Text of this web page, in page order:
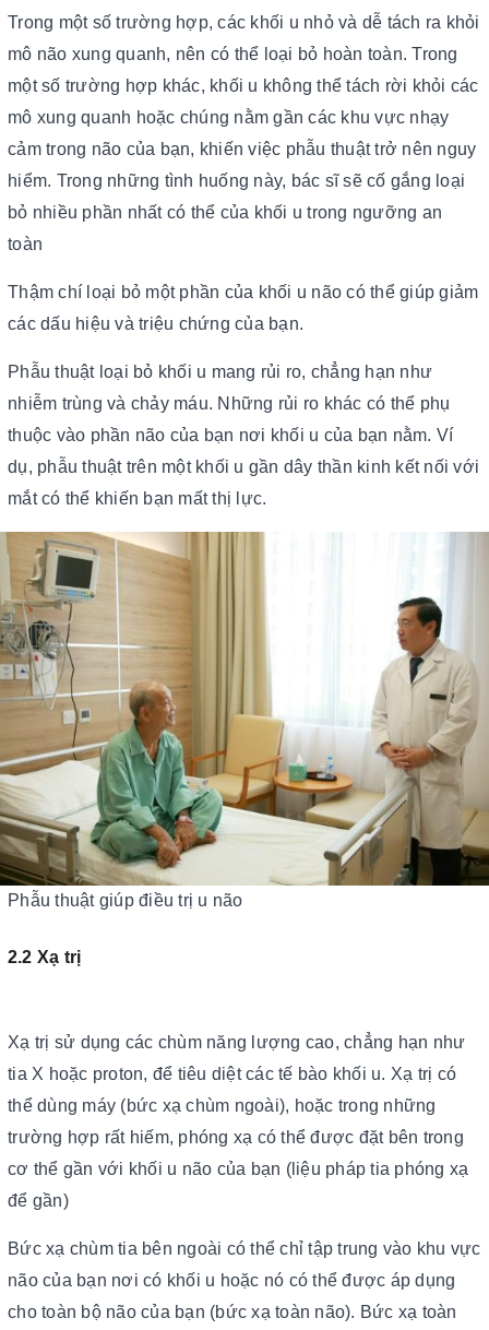
Trong một số trường hợp, các khối u nhỏ và dễ tách ra khỏi
mô não xung quanh, nên có thể loại bỏ hoàn toàn. Trong
một số trường hợp khác, khối u không thể tách rời khỏi các
mô xung quanh hoặc chúng nằm gần các khu vực nhạy
cảm trong não của bạn, khiến việc phẫu thuật trở nên nguy
hiểm. Trong những tình huống này, bác sĩ sẽ cố gắng loại
bỏ nhiều phần nhất có thể của khối u trong ngưỡng an
toàn
Thậm chí loại bỏ một phần của khối u não có thể giúp giảm
các dấu hiệu và triệu chứng của bạn.
Phẫu thuật loại bỏ khối u mang rủi ro, chẳng hạn như
nhiễm trùng và chảy máu. Những rủi ro khác có thể phụ
thuộc vào phần não của bạn nơi khối u của bạn nằm. Ví
dụ, phẫu thuật trên một khối u gần dây thần kinh kết nối với
mắt có thể khiến bạn mất thị lực.
Phẫu thuật giúp điều trị u não
2.2 Xạ trị
Xạ trị sử dụng các chùm năng lượng cao, chẳng hạn như
tia X hoặc proton, để tiêu diệt các tế bào khối u. Xạ trị có
thể dùng máy (bức xạ chùm ngoài), hoặc trong những
trường hợp rất hiếm, phóng xạ có thể được đặt bên trong
cơ thể gần với khối u não của bạn (liệu pháp tia phóng xạ
để gần)
Bức xạ chùm tia bên ngoài có thể chỉ tập trung vào khu vực
não của bạn nơi có khối u hoặc nó có thể được áp dụng
cho toàn bộ não của bạn (bức xạ toàn não). Bức xạ toàn